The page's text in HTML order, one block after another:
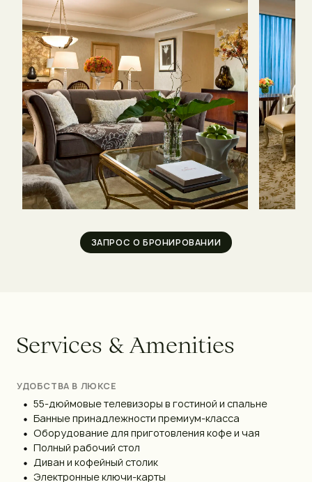
ЗАПРОС О БРОНИРОВАНИИ
Services &Amenities
УДОБСТВА В ЛЮКСЕ
55-дюймовые телевизоры в гостиной и спальне
Банные принадлежности премиум-класса
Оборудование для приготовления кофе и чая
Полный рабочий стол
Диван и кофейный столик
Электронные ключи-карты